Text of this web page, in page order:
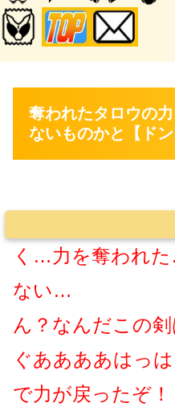
奪われたタロウの
ないものかと【ドン
く…力を奪われ
ない…
ん？なんだこの剣
ぐああああはっ
で力が戻ったぞ！